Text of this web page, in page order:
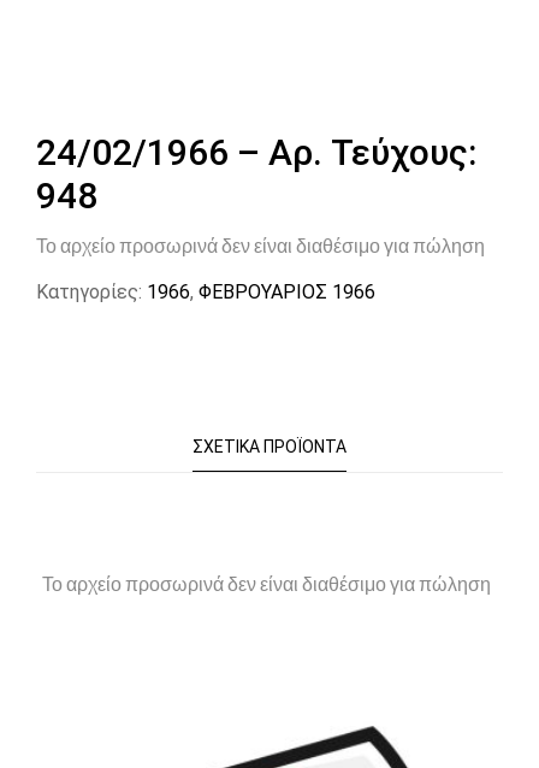
24/02/1966 – Αρ. Τεύχους:
948
Το αρχείο προσωρινά δεν είναι διαθέσιμο για πώληση
Κατηγορίες: 1966, ΦΕΒΡΟΥΑΡΙΟΣ 1966
ΣΧΕΤΙΚΆ ΠΡΟΪΌΝΤΑ
Το αρχείο προσωρινά δεν είναι διαθέσιμο για πώληση